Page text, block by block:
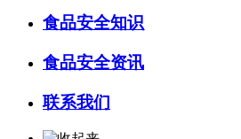
食品安全知识
食品安全资讯
联系我们